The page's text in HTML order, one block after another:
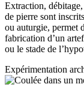
Extraction,
de pierre sont
ou auturgie, permet
fabrication d’un
ou le stade de
Expérimentation a